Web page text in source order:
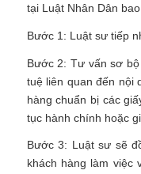
tại Luật Nhân Dân
Bước 1: Luật sư tiếp
Bước 2: Tư vấn sơ
tuệ liên quan đến nội
hàng chuẩn bị các
tục hành chính hoặc
Bước 3: Luật sư sẽ
khách hàng làm việc